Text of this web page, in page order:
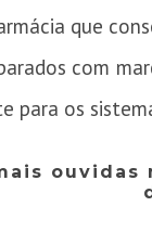
que
com
os
ouvidas